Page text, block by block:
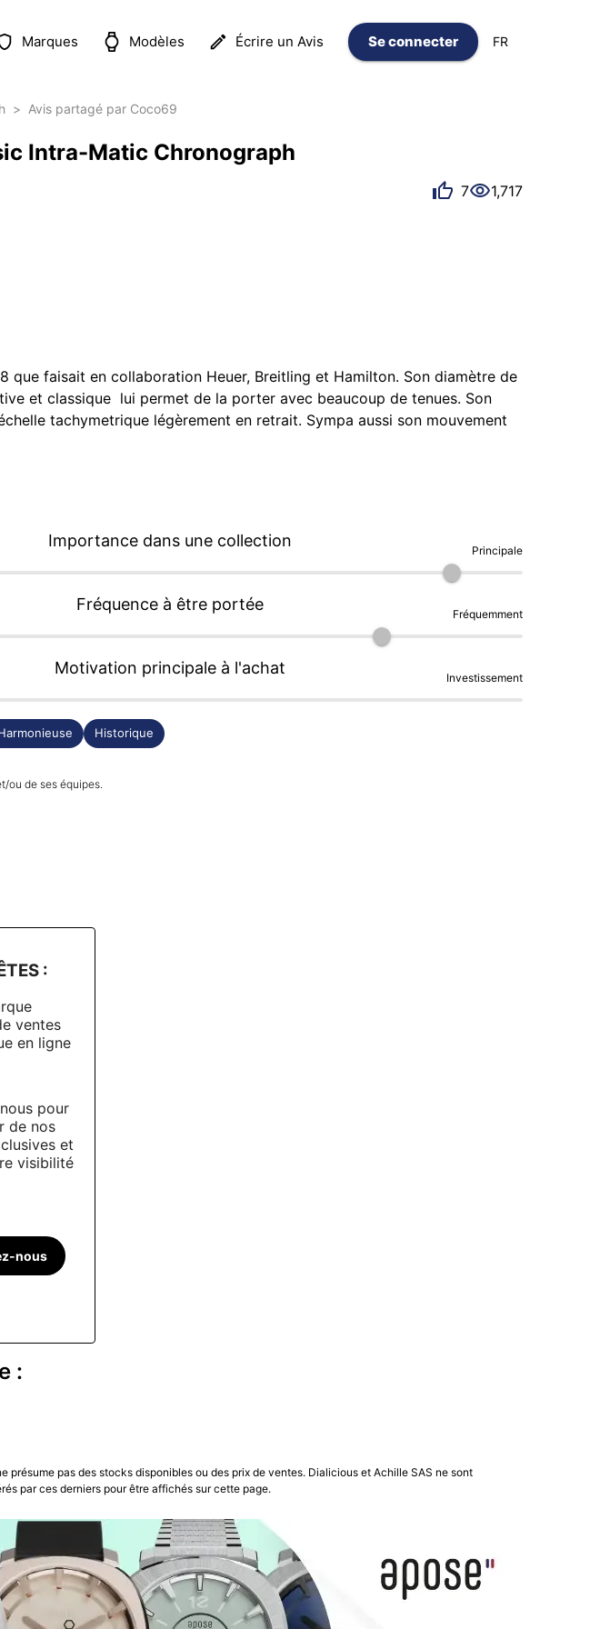
Marques Modèles Écrire un Avis Se connecter FR
> Avis partagé par Coco69
Intra-Matic Chronograph
7 1,717
faisait en collaboration Heuer, Breitling et Hamilton. Son diamètre de
et classique  lui permet de la porter avec beaucoup de tenues. Son
tachymetrique légèrement en retrait. Sympa aussi son mouvement
Importance dans une collection
Principale
Fréquence à être portée
Fréquemment
Motivation principale à l'achat
Investissement
Historique
ou de ses équipes.
:
ventes
en ligne
pour
de nos
et
visibilité
nous
:
pas des stocks disponibles ou des prix de ventes. Dialicious et Achille SAS ne sont
par ces derniers pour être affichés sur cette page.